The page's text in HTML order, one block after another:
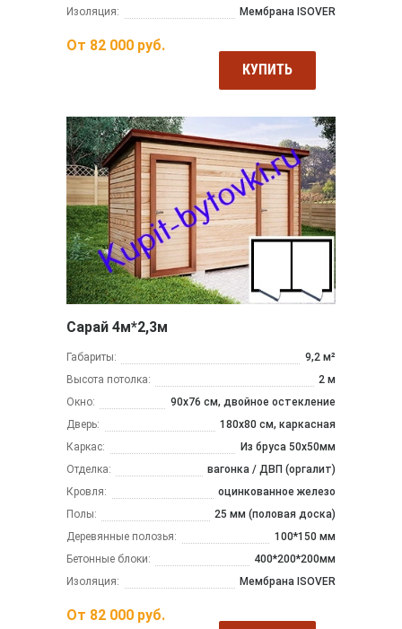
Изоляция: Мембрана ISOVER
От 82 000 руб.
КУПИТЬ
Сарай 4м*2,3м
Габариты:
9,2 м²
Высота потолка:
2 м
Окно:
90х76 см, двойное остекление
Дверь:
180х80 см, каркасная
Каркас:
Из бруса 50x50мм
Отделка:
вагонка / ДВП (оргалит)
Кровля:
оцинкованное железо
Полы:
25 мм (половая доска)
Деревянные полозья:
100*150 мм
Бетонные блоки:
400*200*200мм
Изоляция:
Мембрана ISOVER
От 82 000 руб.